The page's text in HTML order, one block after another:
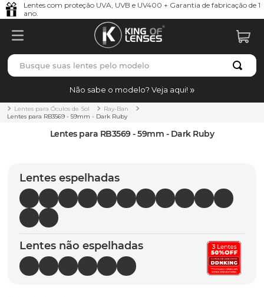
Lentes com proteção UVA, UVB e UV400 + Garantia de fabricação de 1
ano.
Busque suas lentes pelo modelo
Não sabe o modelo? Veja aqui!
Lentes para Óculos de Sol
Ray-Ban
Lentes para RB3569 - 59mm - Dark Ruby
Lentes para RB3569 - 59mm - Dark Ruby
Lentes espelhadas
Lentes não espelhadas
TERMOS MAIS BUSCADOS
1º borrachas
holbrook
5º chaves
6º t-shock
7º latch
8º gasket
9º parafusos